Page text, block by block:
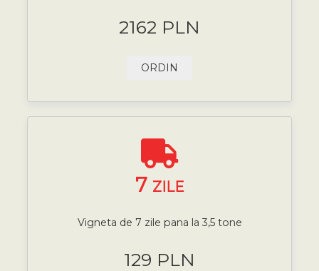
2162 PLN
ORDIN
7 ZILE
Vigneta de 7 zile pana la 3,5 tone
129 PLN